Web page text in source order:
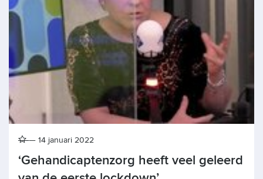
‘Gehandicaptenzorg heeft veel geleerd
14 januari 2022